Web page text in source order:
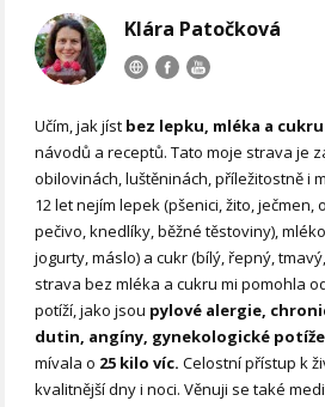
Klára Patočková
Učím, jak jíst bez lepku, mléka a cukru
návodů a receptů. Tato moje strava je
obilovinách, luštěninách, příležitostně i
12 let nejím lepek (pšenici, žito, ječmen,
pečivo, knedlíky, běžné těstoviny),
jogurty, máslo) a cukr (bílý, řepný,
strava bez mléka a cukru mi pomohla
potíží, jako jsou pylové alergie,
dutin, angíny, gynekologické potíže
mívala o 25 kilo víc. Celostní přístup k
kvalitnější dny i noci. Věnuji se také